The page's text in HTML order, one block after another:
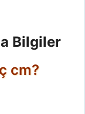
Bilgiler
cm?